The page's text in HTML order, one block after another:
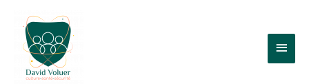
contenu